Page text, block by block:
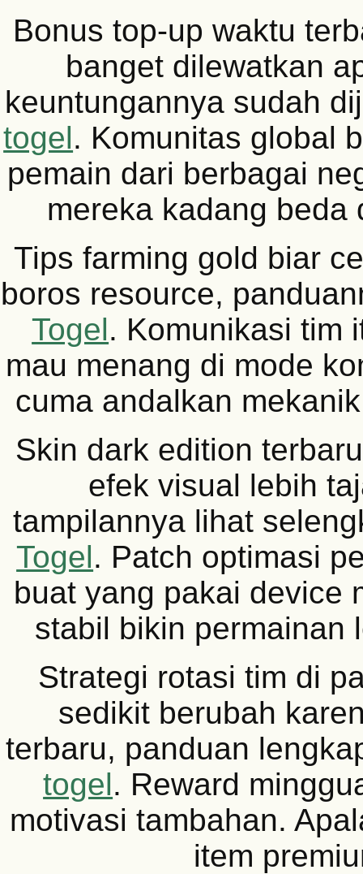
Bonus top-up waktu
banget dilewatkan
keuntungannya sudah
togel. Komunitas global
pemain dari berbagai
mereka kadang beda
Tips farming gold biar
boros resource,
Togel. Komunikasi tim
mau menang di mode
cuma andalkan
Skin dark edition
efek visual lebih
tampilannya lihat
Togel. Patch optimasi
buat yang pakai device
stabil bikin permainan
Strategi rotasi tim di
sedikit berubah
terbaru, panduan
togel. Reward
motivasi tambahan.
item